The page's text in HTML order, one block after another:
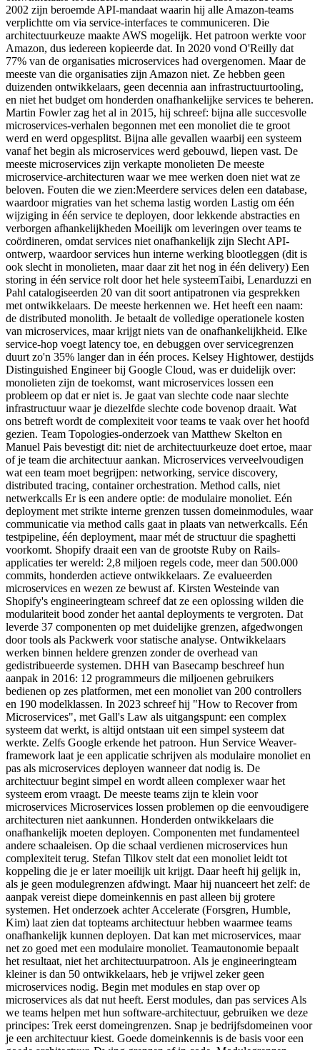
2002 zijn beroemde API-mandaat waarin hij alle Amazon-teams
verplichtte om via service-interfaces te communiceren. Die
architectuurkeuze maakte AWS mogelijk. Het patroon werkte voor
Amazon, dus iedereen kopieerde dat. In 2020 vond O'Reilly dat
77% van de organisaties microservices had overgenomen. Maar de
meeste van die organisaties zijn Amazon niet. Ze hebben geen
duizenden ontwikkelaars, geen decennia aan infrastructuurtooling,
en niet het budget om honderden onafhankelijke services te beheren.
Martin Fowler zag het al in 2015, hij schreef: bijna alle succesvolle
microservices-verhalen begonnen met een monoliet die te groot
werd en werd opgesplitst. Bijna alle gevallen waarbij een systeem
vanaf het begin als microservices werd gebouwd, liepen vast. De
meeste microservices zijn verkapte monolieten De meeste
microservice-architecturen waar we mee werken doen niet wat ze
beloven. Fouten die we zien:Meerdere services delen een database,
waardoor migraties van het schema lastig worden Lastig om één
wijziging in één service te deployen, door lekkende abstracties en
verborgen afhankelijkheden Moeilijk om leveringen over teams te
coördineren, omdat services niet onafhankelijk zijn Slecht API-
ontwerp, waardoor services hun interne werking blootleggen (dit is
ook slecht in monolieten, maar daar zit het nog in één delivery) Een
storing in één service rolt door het hele systeemTaibi, Lenarduzzi en
Pahl catalogiseerden 20 van dit soort antipatronen via gesprekken
met ontwikkelaars. De meeste herkennen we. Het heeft een naam:
de distributed monolith. Je betaalt de volledige operationele kosten
van microservices, maar krijgt niets van de onafhankelijkheid. Elke
service-hop voegt latency toe, en debuggen over servicegrenzen
duurt zo'n 35% langer dan in één proces. Kelsey Hightower, destijds
Distinguished Engineer bij Google Cloud, was er duidelijk over:
monolieten zijn de toekomst, want microservices lossen een
probleem op dat er niet is. Je gaat van slechte code naar slechte
infrastructuur waar je diezelfde slechte code bovenop draait. Wat
ons betreft wordt de complexiteit voor teams te vaak over het hoofd
gezien. Team Topologies-onderzoek van Matthew Skelton en
Manuel Pais bevestigt dit: niet de architectuurkeuze doet ertoe, maar
of je team die architectuur aankan. Microservices verveelvoudigen
wat een team moet begrijpen: networking, service discovery,
distributed tracing, container orchestration. Method calls, niet
netwerkcalls Er is een andere optie: de modulaire monoliet. Eén
deployment met strikte interne grenzen tussen domeinmodules, waar
communicatie via method calls gaat in plaats van netwerkcalls. Eén
testpipeline, één deployment, maar mét de structuur die spaghetti
voorkomt. Shopify draait een van de grootste Ruby on Rails-
applicaties ter wereld: 2,8 miljoen regels code, meer dan 500.000
commits, honderden actieve ontwikkelaars. Ze evalueerden
microservices en wezen ze bewust af. Kirsten Westeinde van
Shopify's engineeringteam schreef dat ze een oplossing wilden die
modulariteit bood zonder het aantal deployments te vergroten. Dat
leverde 37 componenten op met duidelijke grenzen, afgedwongen
door tools als Packwerk voor statische analyse. Ontwikkelaars
werken binnen heldere grenzen zonder de overhead van
gedistribueerde systemen. DHH van Basecamp beschreef hun
aanpak in 2016: 12 programmeurs die miljoenen gebruikers
bedienen op zes platformen, met een monoliet van 200 controllers
en 190 modelklassen. In 2023 schreef hij "How to Recover from
Microservices", met Gall's Law als uitgangspunt: een complex
systeem dat werkt, is altijd ontstaan uit een simpel systeem dat
werkte. Zelfs Google erkende het patroon. Hun Service Weaver-
framework laat je een applicatie schrijven als modulaire monoliet en
pas als microservices deployen wanneer dat nodig is. De
architectuur begint simpel en wordt alleen complexer waar het
systeem erom vraagt. De meeste teams zijn te klein voor
microservices Microservices lossen problemen op die eenvoudigere
architecturen niet aankunnen. Honderden ontwikkelaars die
onafhankelijk moeten deployen. Componenten met fundamenteel
andere schaaleisen. Op die schaal verdienen microservices hun
complexiteit terug. Stefan Tilkov stelt dat een monoliet leidt tot
koppeling die je er later moeilijk uit krijgt. Daar heeft hij gelijk in,
als je geen modulegrenzen afdwingt. Maar hij nuanceert het zelf: de
aanpak vereist diepe domeinkennis en past alleen bij grotere
systemen. Het onderzoek achter Accelerate (Forsgren, Humble,
Kim) laat zien dat topteams architectuur hebben waarmee teams
onafhankelijk kunnen deployen. Dat kan met microservices, maar
net zo goed met een modulaire monoliet. Teamautonomie bepaalt
het resultaat, niet het architectuurpatroon. Als je engineeringteam
kleiner is dan 50 ontwikkelaars, heb je vrijwel zeker geen
microservices nodig. Begin met modules en stap over op
microservices als dat nut heeft. Eerst modules, dan pas services Als
we teams helpen met hun software-architectuur, gebruiken we deze
principes: Trek eerst domeingrenzen. Snap je bedrijfsdomeinen voor
je een architectuur kiest. Goede domeinkennis is de basis voor een